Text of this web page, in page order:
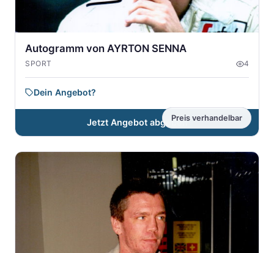
Preis verhandelbar
Autogramm von AYRTON SENNA
SPORT 4
Dein Angebot?
Jetzt Angebot abgeben